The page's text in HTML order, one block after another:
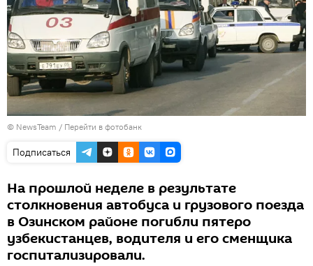
© NewsTeam / Перейти в фотобанк
Подписаться
На прошлой неделе в результате
столкновения автобуса и грузового поезда
в Озинском районе погибли пятеро
узбекистанцев, водителя и его сменщика
госпитализировали.